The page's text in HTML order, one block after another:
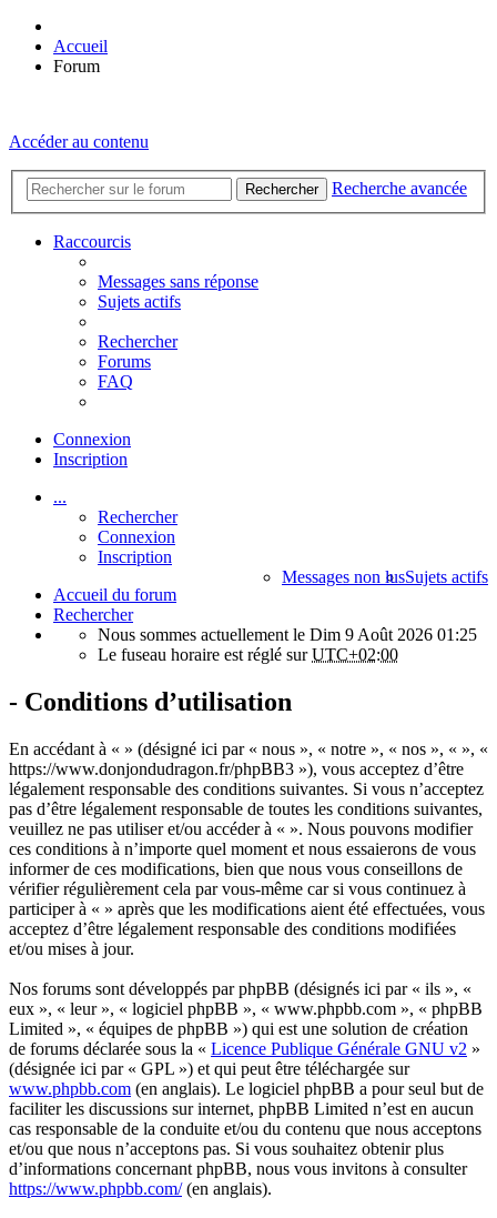
Accueil
Forum
Accéder au contenu
Rechercher Recherche avancée
Raccourcis
Messages sans réponse
Sujets actifs
Rechercher
Forums
FAQ
Connexion
Inscription
...
Rechercher
Connexion
Inscription
Sujets actifs
Messages non lus
Accueil du forum
Rechercher
Nous sommes actuellement le Dim 9 Août 2026 01:25
Le fuseau horaire est réglé surUTC+02:00
- Conditions d’utilisation
En accédant à « » (désigné ici par « nous », « notre », « nos », « », «
https://www.donjondudragon.fr/phpBB3 »), vous acceptez d’être
légalement responsable des conditions suivantes. Si vous n’acceptez
pas d’être légalement responsable de toutes les conditions suivantes,
veuillez ne pas utiliser et/ou accéder à « ». Nous pouvons modifier
ces conditions à n’importe quel moment et nous essaierons de vous
informer de ces modifications, bien que nous vous conseillons de
vérifier régulièrement cela par vous-même car si vous continuez à
participer à « » après que les modifications aient été effectuées, vous
acceptez d’être légalement responsable des conditions modifiées
et/ou mises à jour.
Nos forums sont développés par phpBB (désignés ici par « ils », «
eux », « leur », « logiciel phpBB », « www.phpbb.com », « phpBB
Limited », « équipes de phpBB ») qui est une solution de création
de forums déclarée sous la « Licence Publique Générale GNU v2 »
(désignée ici par « GPL ») et qui peut être téléchargée sur
www.phpbb.com (en anglais). Le logiciel phpBB a pour seul but de
faciliter les discussions sur internet, phpBB Limited n’est en aucun
cas responsable de la conduite et/ou du contenu que nous acceptons
et/ou que nous n’acceptons pas. Si vous souhaitez obtenir plus
d’informations concernant phpBB, nous vous invitons à consulter
https://www.phpbb.com/(en anglais).